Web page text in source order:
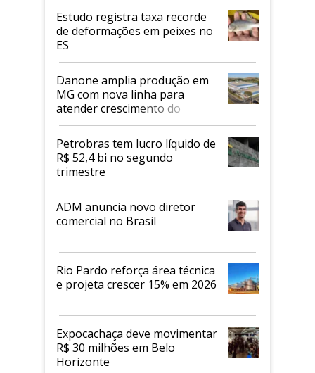
Estudo registra taxa recorde
de deformações em peixes no
ES
Danone amplia produção em
MG com nova linha para
atender crescimento do
mercado de alimentos
proteicos
Petrobras tem lucro líquido de
R$ 52,4 bi no segundo
trimestre
ADM anuncia novo diretor
comercial no Brasil
Rio Pardo reforça área técnica
e projeta crescer 15% em 2026
Expocachaça deve movimentar
R$ 30 milhões em Belo
Horizonte